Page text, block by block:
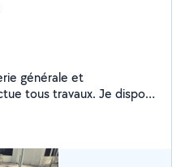
générale et
tous travaux. Je dispose